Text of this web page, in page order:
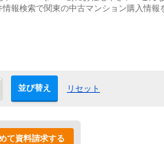
報検索で関東の中古マンション購入情報
並び替え リセット
て資料請求する